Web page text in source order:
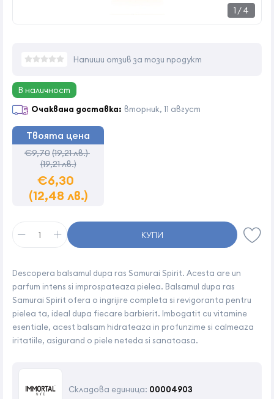
1 /4
Descopera balsamul dupa ras Samurai Spirit. Acesta are un
parfum intens si improspateaza pielea. Balsamul dupa ras
Samurai Spirit ofera o ingrijire completa si revigoranta pentru
pielea ta, ideal dupa fiecare barbierit. Imbogatit cu vitamine
esentiale, acest balsam hidrateaza in profunzime si calmeaza
iritatiile, asigurand o piele neteda si sanatoasa.
Складова единица: 00004903
Напиши отзив за този продукт
В наличност
Очаквана доставка: вторник, 11 август
Твоята цена
€9,70(19,21 лв.)
(19,21 лв.)
€6,30
(12,48 лв.)
КУПИ